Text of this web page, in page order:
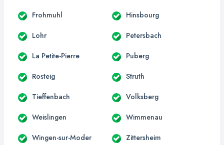
Frohmuhl Hinsbourg
Lohr Petersbach
La Petite-Pierre Puberg
Rosteig Struth
Tieffenbach Volksberg
Weislingen Wimmenau
Wingen-sur-Moder Zittersheim